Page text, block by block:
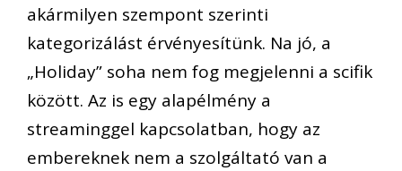
akármilyen szempont szerinti
kategorizálást érvényesítünk. Na jó, a
„Holiday” soha nem fog megjelenni a scifik
között. Az is egy alapélmény a
streaminggel kapcsolatban, hogy az
embereknek nem a szolgáltató van a